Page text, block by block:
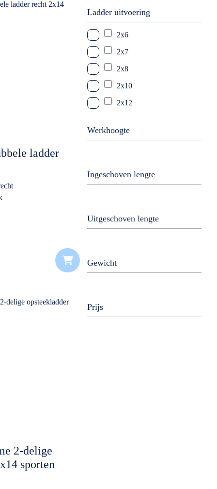
ladder
2-delige
sporten
Ladder uitvoering
2x6
2x7
2x8
2x10
2x12
2x16
3x9
3x14
Werkhoogte
Ingeschoven lengte
Uitgeschoven lengte
Gewicht
Prijs